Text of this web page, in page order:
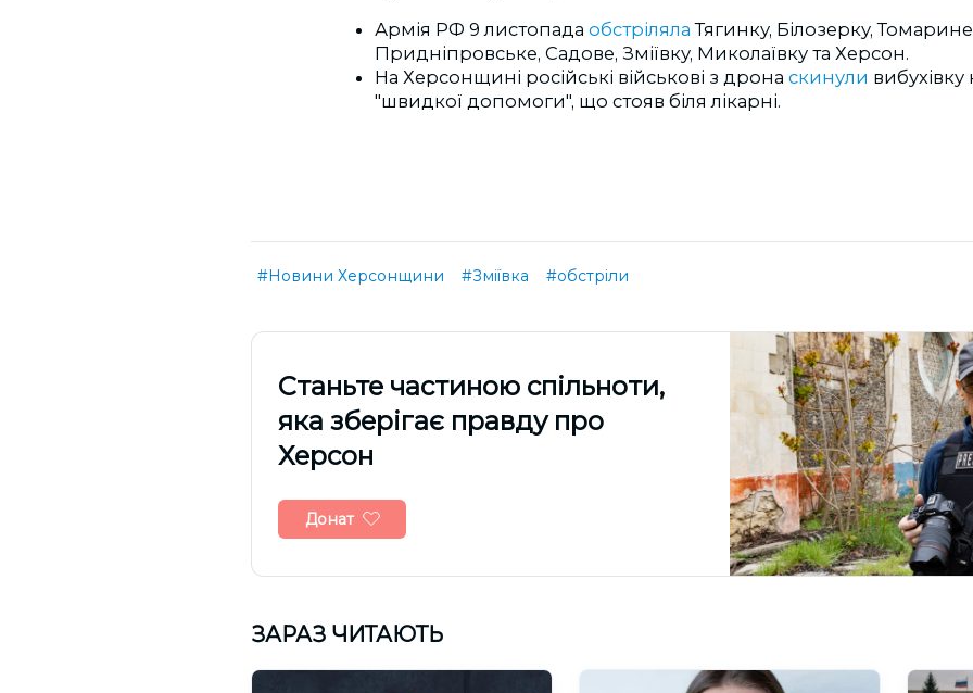
Армія РФ 9 листопада обстріляла Тягинку, Білозерку,
Придніпровське, Садове, Зміївку, Миколаївку та Херсон.
На Херсонщині російські військові з дрона скинули вибухівку
"швидкої допомоги", що стояв біля лікарні.
#Новини Херсонщини #Зміївка #обстріли
Cтаньте частиною спільноти,
яка зберігає правду про
Херсон
Донат
ЗАРАЗ ЧИТАЮТЬ